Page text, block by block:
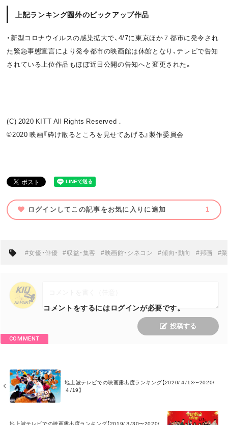
上記ランキング圏外のピックアップ作品
・新型コロナウイルスの感染拡大で、4/7に東京ほか７都市に発令され
た緊急事態宣言により発令都市の映画館は休館となり、テレビで告知
されている上位作品もほぼ近日公開の告知へと変更された。
(C) 2020 KITT All Rights Reserved．
©2020 映画『砕け散るところを見せてあげる』製作委員会
ログインしてこの記事をお気に入りに追加 1
#女優・俳優 #収益・集客 #映画館・シネコン #傾向・動向 #邦画 #
COMMENT
コメントをするにはログインが必要です。
投稿する
地上波テレビでの映画露出度ランキング【2020/４/13〜2020/
４/19】
M
O
R
E
地上波テレビでの映画露出度ランキング【2019/３/30〜2020/